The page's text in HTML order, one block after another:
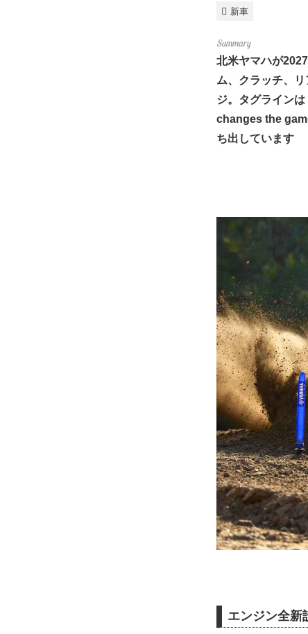
新車
北米ヤマハが
ム、クラッチ、
ジ。タグライン
changes the
ち出しています
エンジン全新